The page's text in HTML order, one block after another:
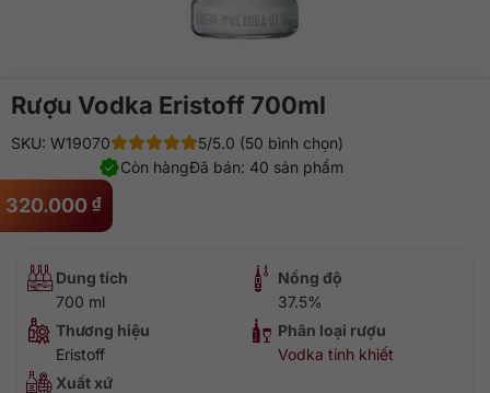
Rượu Vodka Eristoff 700ml
320.000 ₫
SKU: W19070
5/5.0 (50 bình chọn)
Đã bán: 40 sản phẩm
Còn hàng
Dung tích
700 ml
Nồng độ
37.5%
Thương hiệu
Eristoff
Phân loại rượu
Vodka tinh khiết
Xuất xứ